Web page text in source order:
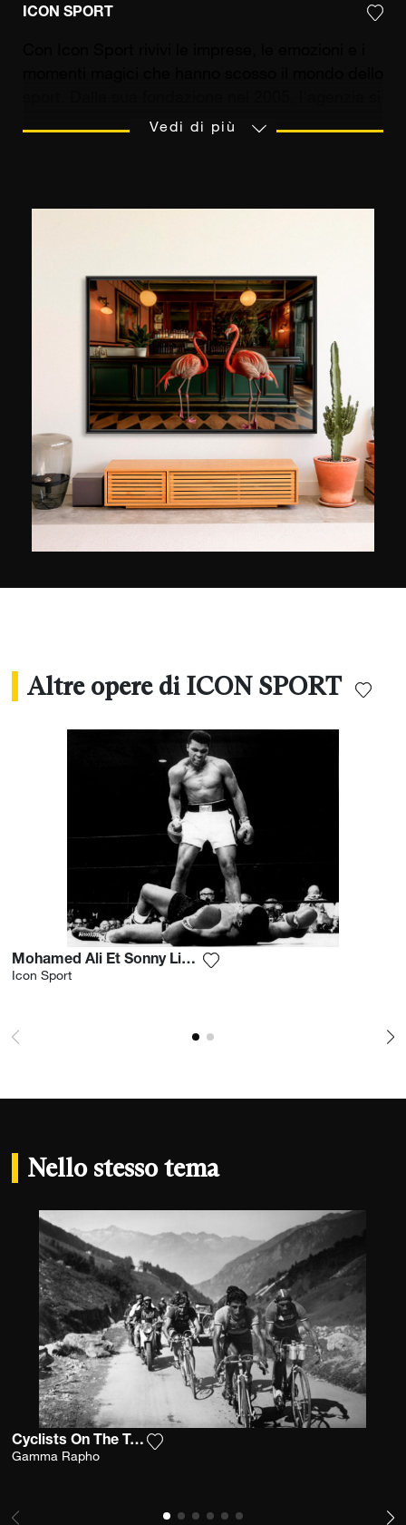
ICON SPORT
è affermata come un riferimento essenziale nel
mondiale dal 1976 al 2008. Nel 2017, la sua
integrazione nel Franklin Media Group ha aperto
un nuovo capitolo per Icon Sport. Grazie
all'ampliamento delle risorse e ad una rinnovata
visione, l'agenzia continua il suo sviluppo
consolidando al tempo stesso le proprie
competenze.
Vedi di più
Altre opere di ICON SPORT
Mohamed Ali Et Sonny Liston Match De Boxe Miami 1964
Icon Sport
Nello stesso tema
Cyclists On The Tour De France
Gamma Rapho